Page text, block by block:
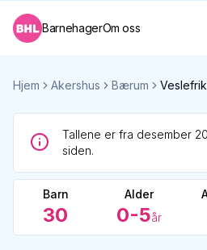
BarnehagerOm oss
Hjem Akershus Bærum
Tallene er fra desember
siden.
Barn
30
Alder
0-5år